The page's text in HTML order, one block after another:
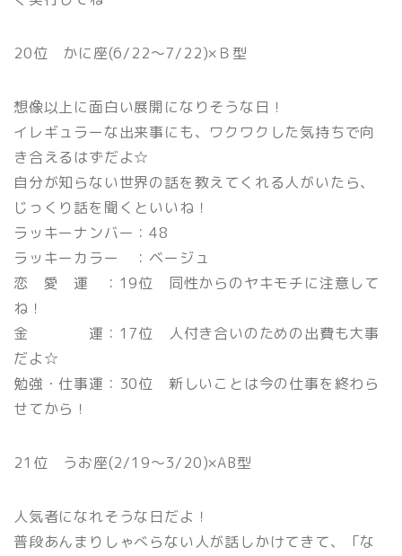
20位 かに座(6/22〜7/22)×Ｂ型
想像以上に面白い展開になりそうな日！
イレギュラーな出来事にも、ワクワクした気持ちで向
き合えるはずだよ☆
自分が知らない世界の話を教えてくれる人がいたら、
じっくり話を聞くといいね！
ラッキーナンバー：48
ラッキーカラー ：ベージュ
恋 愛 運 ：19位 同性からのヤキモチに注意して
ね！
金 運：17位 人付き合いのための出費も大事
だよ☆
勉強・仕事運：30位 新しいことは今の仕事を終わら
せてから！
21位 うお座(2/19〜3/20)×AB型
人気者になれそうな日だよ！
普段あんまりしゃべらない人が話しかけてきて、「な